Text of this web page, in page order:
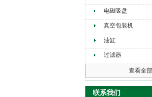
电磁吸盘
真空包装机
油缸
过滤器
查看全
联系我们